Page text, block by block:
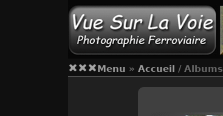
Menu » Accueil / Albums